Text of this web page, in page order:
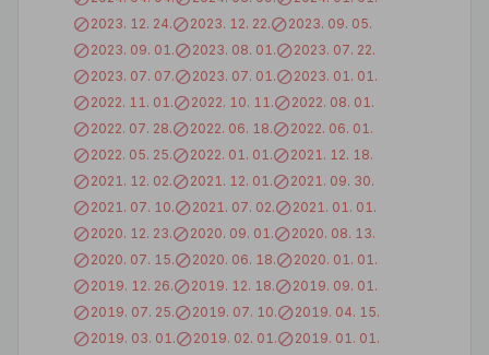
2023. 12. 24.
2023. 12. 22.
2023. 09. 05.
2023. 09. 01.
2023. 08. 01.
2023. 07. 22.
2023. 07. 07.
2023. 07. 01.
2023. 01. 01.
2022. 11. 01.
2022. 10. 11.
2022. 08. 01.
2022. 07. 28.
2022. 06. 18.
2022. 06. 01.
2022. 05. 25.
2022. 01. 01.
2021. 12. 18.
2021. 12. 02.
2021. 12. 01.
2021. 09. 30.
2021. 07. 10.
2021. 07. 02.
2021. 01. 01.
2020. 12. 23.
2020. 09. 01.
2020. 08. 13.
2020. 07. 15.
2020. 06. 18.
2020. 01. 01.
2019. 12. 26.
2019. 12. 18.
2019. 09. 01.
2019. 07. 25.
2019. 07. 10.
2019. 04. 15.
2019. 03. 01.
2019. 02. 01.
2019. 01. 01.